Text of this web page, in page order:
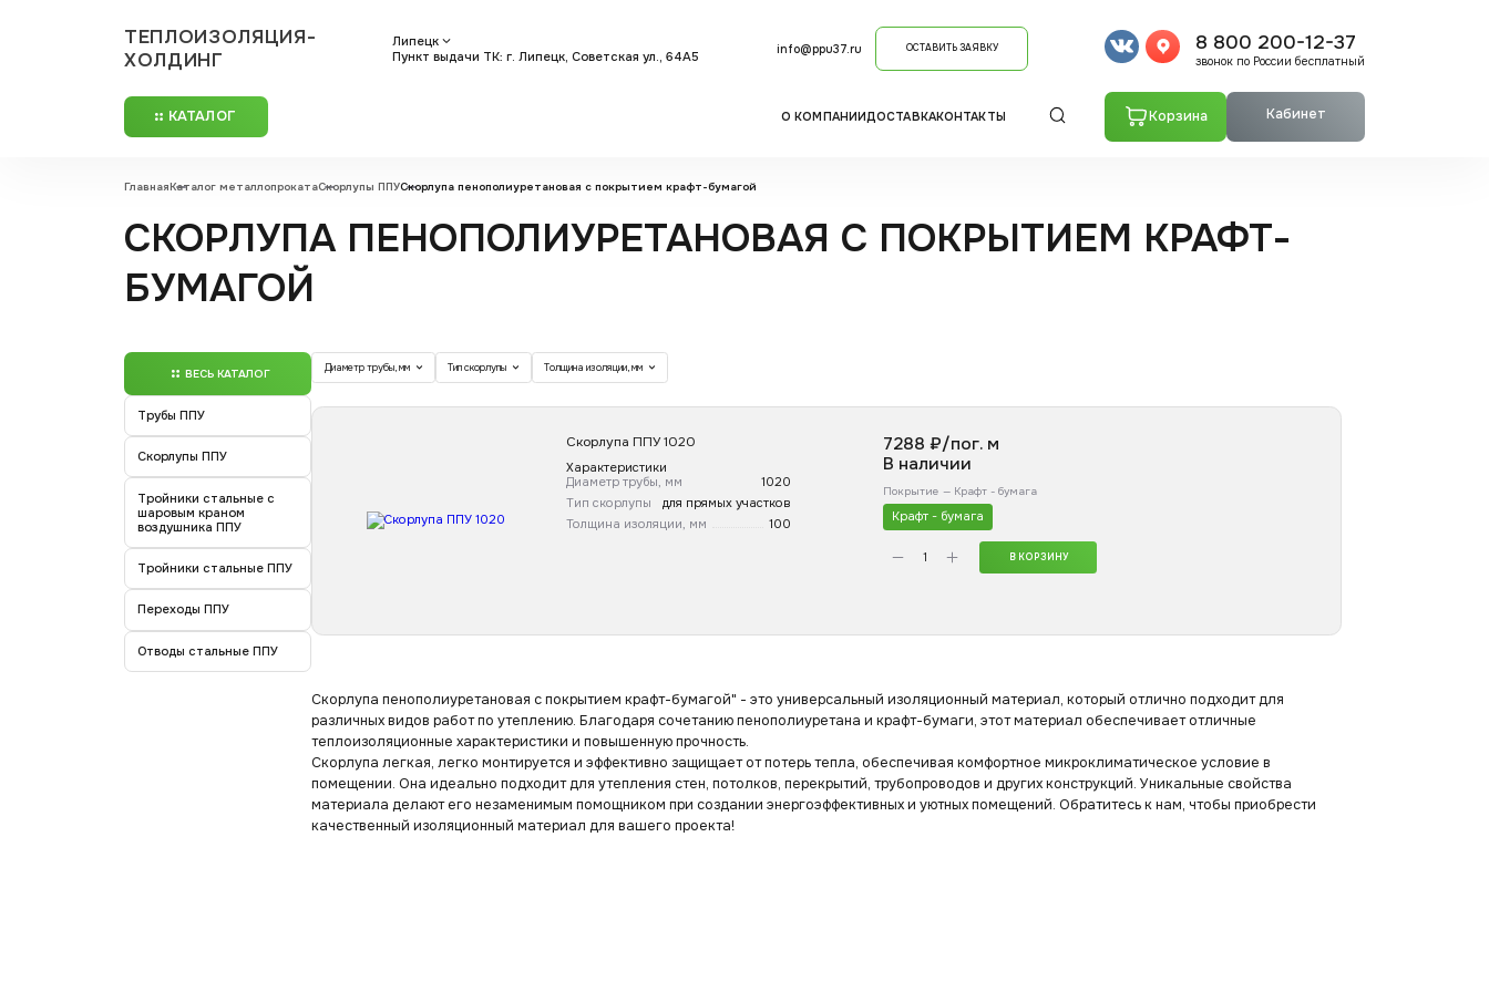
ТЕПЛОИЗОЛЯЦИЯ-
ХОЛДИНГ
Липецк
Пункт выдачи ТК: г. Липецк, Советская ул., 64А5
info@ppu37.ru ОСТАВИТЬ ЗАЯВКУ 8 800 200-12-37
звонок по России бесплатный
КАТАЛОГ О КОМПАНИИДОСТАВКАКОНТАКТЫ Корзина Кабинет
ГлавнаяКаталог металлопрокатаСкорлупы ППУСкорлупа пенополиуретановая с покрытием крафт-бумагой
СКОРЛУПА ПЕНОПОЛИУРЕТАНОВАЯ С ПОКРЫТИЕМ КРАФТ-
БУМАГОЙ
ВЕСЬ КАТАЛОГ
Трубы ППУ
Скорлупы ППУ
Тройники стальные с
шаровым краном
воздушника ППУ
Тройники стальные ППУ
Переходы ППУ
Отводы стальные ППУ
Диаметр трубы, мм Тип скорлупы Толщина изоляции, мм
Скорлупа ППУ 1020
Характеристики
Диаметр трубы, мм
1020
Тип скорлупы
для прямых участков
Толщина изоляции, мм
100
7288 ₽/пог. м
В наличии
Покрытие — Крафт - бумага
Крафт - бумага
В КОРЗИНУ
Скорлупа пенополиуретановая с покрытием крафт-бумагой" - это универсальный изоляционный материал, который отлично подходит для
различных видов работ по утеплению. Благодаря сочетанию пенополиуретана и крафт-бумаги, этот материал обеспечивает отличные
теплоизоляционные характеристики и повышенную прочность.
Скорлупа легкая, легко монтируется и эффективно защищает от потерь тепла, обеспечивая комфортное микроклиматическое условие в
помещении. Она идеально подходит для утепления стен, потолков, перекрытий, трубопроводов и других конструкций. Уникальные свойства
материала делают его незаменимым помощником при создании энергоэффективных и уютных помещений. Обратитесь к нам, чтобы приобрести
качественный изоляционный материал для вашего проекта!